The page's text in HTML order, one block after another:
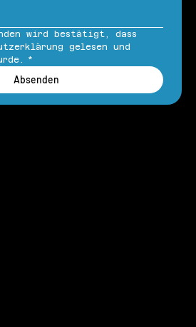
wird bestätigt, dass
gelesen und
*
Absenden